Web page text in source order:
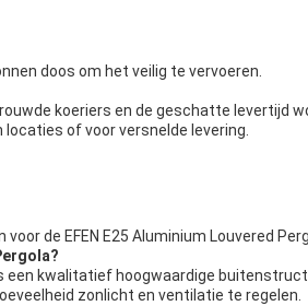
doos om het veilig te vervoeren.
koeriers en de geschatte levertijd
of voor versnelde levering.
de EFEN E25 Aluminium Louvered
een kwalitatief hoogwaardige
zonlicht en ventilatie te regelen.